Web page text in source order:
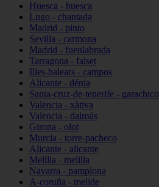
Huesca - huesca
Lugo - chantada
Madrid - pinto
Sevilla - carmona
Madrid - fuenlabrada
Tarragona - falset
Illes-balears - campos
Alicante - dénia
Santa-cruz-de-tenerife - garachico
Valencia - xàtiva
Valencia - daimús
Girona - olot
Murcia - torre-pacheco
Alicante - alicante
Melilla - melilla
Navarra - pamplona
A-coruña - melide